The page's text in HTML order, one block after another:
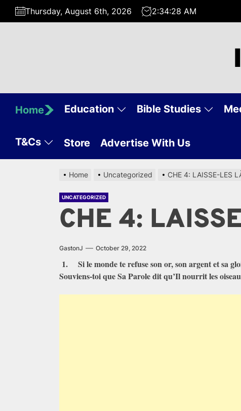
Skip
Thursday, August 6th, 2026 2:34:29 AM
Home Education Bible Studies
T&Cs Store Advertise With Us
Home Uncategorized CHE 4: LAISSE-LES
UNCATEGORIZED
CHE 4:
GastonJ October 29, 2022
1.
Si le monde te refuse son or, son argent et sa
Souviens-toi que Sa Parole dit qu’Il nourrit les